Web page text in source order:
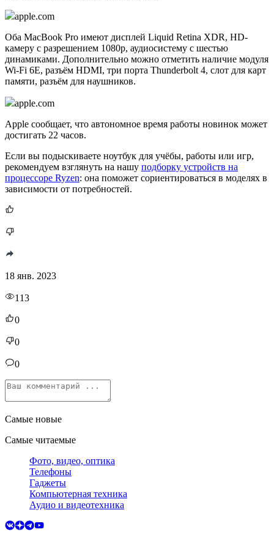
apple.com
Оба MacBook Pro имеют дисплей Liquid Retina XDR, HD-
камеру с разрешением 1080p, аудиосистему с шестью
динамиками. Дополнительно можно отметить наличие модуля
Wi-Fi 6E, разъём HDMI, три порта Thunderbolt 4, слот для карт
памяти, разъём для наушников.
apple.com
Apple сообщает, что автономное время работы новинок может
достигать 22 часов.
Если вы подыскиваете ноутбук для учёбы, работы или игр,
рекомендуем взглянуть на нашу подборку устройств на
процессоре Ryzen: она поможет сориентироваться в моделях в
зависимости от потребностей.
18 янв. 2023
113
0
0
0
Самые новые
Самые читаемые
Фото, видео, оптика
Телефоны
Гаджеты
Компьютерная техника
Аудио и видеотехника